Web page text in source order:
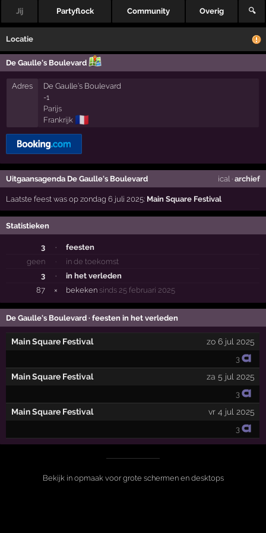
Jij Partyflock Community Overig 🔍
Locatie
De Gaulle's Boulevard
Adres
De Gaulle’s Boulevard
-1
Parijs
Frankrijk 🇫🇷
Uitgaansagenda De Gaulle's Boulevard ical · archief
Laatste feest was op zondag 6 juli 2025: Main Square Festival
Statistieken
3 ·
feesten
geen
·
in de toekomst
3
·
in het verleden
87
× bekeken sinds 25 februari 2025
De Gaulle's Boulevard · feesten in het verleden
Main Square Festival zo 6 jul 2025
3
Main Square Festival za 5 jul 2025
3
Main Square Festival vr 4 jul 2025
3
Bekijk in opmaak voor grote schermen en desktops